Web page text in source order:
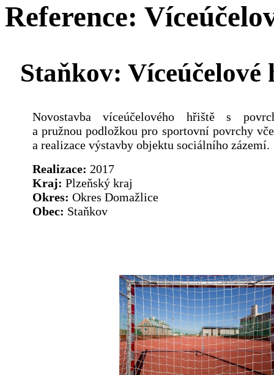
Reference:
Staňkov: Víceúčelové
Novostavba víceúčelového hřiště s
a pružnou podložkou pro sportovní povrchy
a realizace výstavby objektu sociálního zázemí.
Realizace: 2017
Kraj: Plzeňský kraj
Okres: Okres Domažlice
Obec: Staňkov